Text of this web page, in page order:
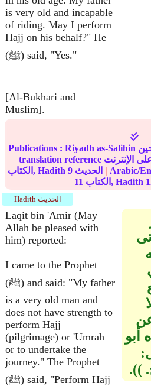
is very old and incapable
of riding. May I perform
Hajj on his behalf?" He
(ﷺ) said, "Yes."
[Al-Bukhari and
Muslim].
Publications : Riyadh as-Salihin
الكتاب, Hadith 9 | Arabic/
11
الكتاب, Hadith
Hadith الحديث
Laqit bin 'Amir (May
Allah be pleased with
him) reported:
I came to the Prophet
(ﷺ) and said: "My father
is a very old man and
does not have strength to
perform Hajj
(pilgrimage) or 'Umrah
or to undertake the
journey." The Prophet
(ﷺ) said, "Perform Hajj
أبو
‏)‏‏)‏‏.‏